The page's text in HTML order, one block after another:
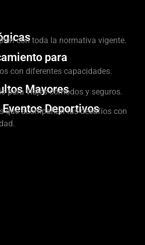
con toda la normativa vigente.
para
con diferentes capacidades.
Mayores
para viajes cómodos y seguros.
Deportivos
que acompañan tus desafíos con